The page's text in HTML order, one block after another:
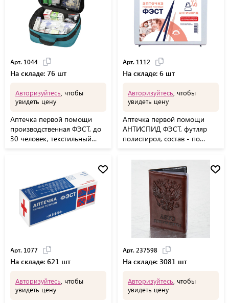
Арт. 1044
На складе: 76 шт
Авторизуйтесь , чтобы
увидеть цену
Аптечка первой помощи
производственная ФЭСТ, до
30 человек, текстильный
Арт. 1112
На складе: 6 шт
Авторизуйтесь , чтобы
увидеть цену
Аптечка первой помощи
АНТИСПИД ФЭСТ, футляр
полистирол, состав - по
Арт. 1077
На складе: 621 шт
Авторизуйтесь , чтобы
увидеть цену
Арт. 237598
На складе: 3081 шт
Авторизуйтесь , чтобы
увидеть цену